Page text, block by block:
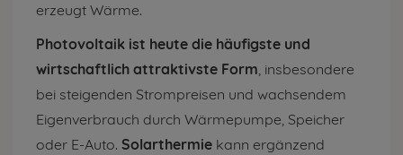
erzeugt Wärme.
Photovoltaik ist heute die häufigste und
wirtschaftlich attraktivste Form, insbesondere
bei steigenden Strompreisen und wachsendem
Eigenverbrauch durch Wärmepumpe, Speicher
oder E-Auto. Solarthermie kann ergänzend